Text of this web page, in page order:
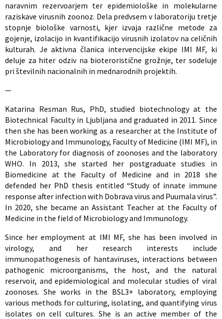
naravnim rezervoarjem ter epidemiološke in molekularne
raziskave virusnih zoonoz. Dela predvsem v laboratoriju tretje
stopnje biološke varnosti, kjer izvaja različne metode za
gojenje, izolacijo in kvantifikacijo virusnih izolatov na celičnih
kulturah. Je aktivna članica intervencijske ekipe IMI MF, ki
deluje za hiter odziv na bioteroristične grožnje, ter sodeluje
pri številnih nacionalnih in mednarodnih projektih.
—
Katarina Resman Rus, PhD, studied biotechnology at the
Biotechnical Faculty in Ljubljana and graduated in 2011. Since
then she has been working as a researcher at the Institute of
Microbiology and Immunology, Faculty of Medicine (IMI MF), in
the Laboratory for diagnosis of zoonoses and the laboratory
WHO. In 2013, she started her postgraduate studies in
Biomedicine at the Faculty of Medicine and in 2018 she
defended her PhD thesis entitled “Study of innate immune
response after infection with Dobrava virus and Puumala virus”.
In 2020, she became an Assistant Teacher at the Faculty of
Medicine in the field of Microbiology and Immunology.
Since her employment at IMI MF, she has been involved in
virology, and her research interests include
immunopathogenesis of hantaviruses, interactions between
pathogenic microorganisms, the host, and the natural
reservoir, and epidemiological and molecular studies of viral
zoonoses. She works in the BSL3+ laboratory, employing
various methods for culturing, isolating, and quantifying virus
isolates on cell cultures. She is an active member of the